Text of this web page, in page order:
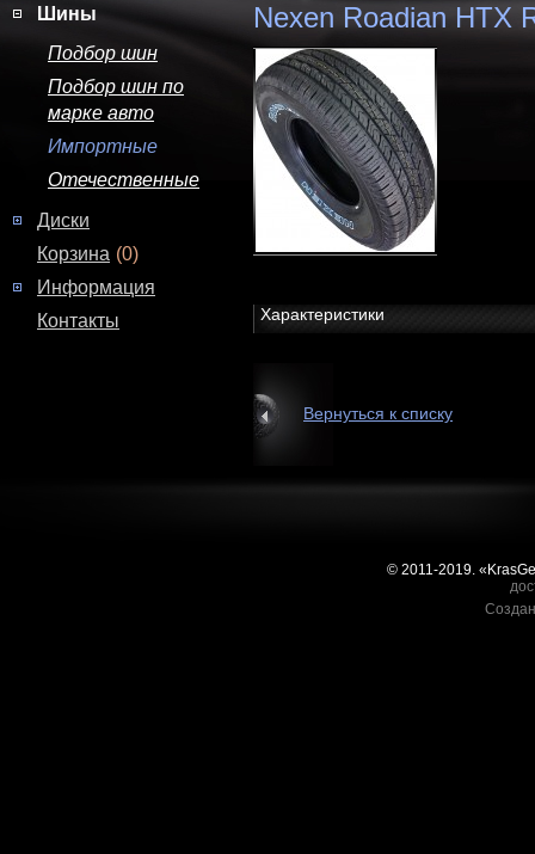
Шины
Подбор шин
Подбор шин по
марке авто
Импортные
Отечественные
Диски
Корзина (0)
Информация
Контакты
Nexen Roadian HTX
Характеристики
Вернуться к списку
© 2011-2019.